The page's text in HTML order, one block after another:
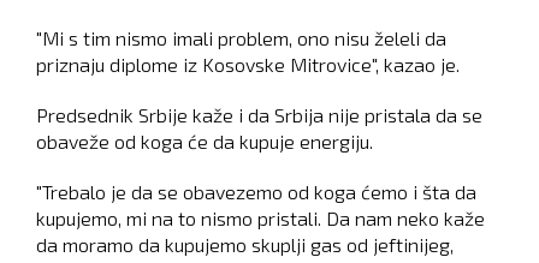
"Mi s tim nismo imali problem, ono nisu želeli da
priznaju diplome iz Kosovske Mitrovice", kazao je.
Predsednik Srbije kaže i da Srbija nije pristala da se
obaveže od koga će da kupuje energiju.
"Trebalo je da se obavezemo od koga ćemo i šta da
kupujemo, mi na to nismo pristali. Da nam neko kaže
da moramo da kupujemo skuplji gas od jeftinijeg,